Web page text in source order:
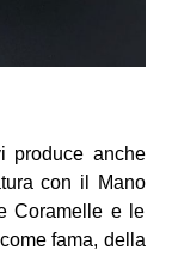
produce anche
con il Mano
Coramelle e le
fama, della